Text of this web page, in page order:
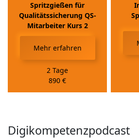
Spritzgießen für
Qualitätssicherung QS-
Mitarbeiter Kurs 2
Mehr erfahren
2 Tage
890 €
Digikompetenzpodcast